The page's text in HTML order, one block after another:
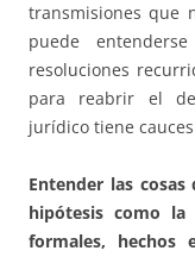
transmisiones que
puede
resoluciones
para reabrir el
jurídico tiene
Entender las
hipótesis como la
formales,